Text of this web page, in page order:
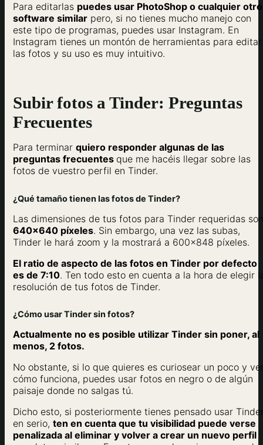
Para editarlas puedes usar PhotoShop o cualquier otro
software similar pero, si no tienes mucho manejo con
este tipo de programas, puedes usar Instagram. En
Instagram tienes un montón de herramientas para editar
las fotos y su uso es muy intuitivo.
Subir fotos a Tinder: Preguntas
Frecuentes
Para terminar quiero responder algunas de las
preguntas frecuentes que me hacéis llegar sobre las
fotos de vuestro perfil en Tinder.
¿Qué tamaño tienen las fotos de Tinder?
Las dimensiones de tus fotos para Tinder requeridas son
640×640 píxeles. Sin embargo, una vez las subas,
Tinder le hará zoom y la mostrará a 600×848 píxeles.
El ratio de aspecto de las fotos en Tinder por defecto
es de 7:10. Ten todo esto en cuenta a la hora de elegir
resolución de tus fotos de Tinder.
¿Cómo usar Tinder sin fotos?
Actualmente no es posible utilizar Tinder sin poner, al
menos, 2 fotos.
No obstante, si lo que quieres es curiosear un poco y
cómo funciona, puedes usar fotos en negro o de algún
paisaje donde no salgas tú.
Dicho esto, si posteriormente tienes pensado usar
en serio, ten en cuenta que tu visibilidad puede verse
penalizada al eliminar y volver a crear un nuevo perfil